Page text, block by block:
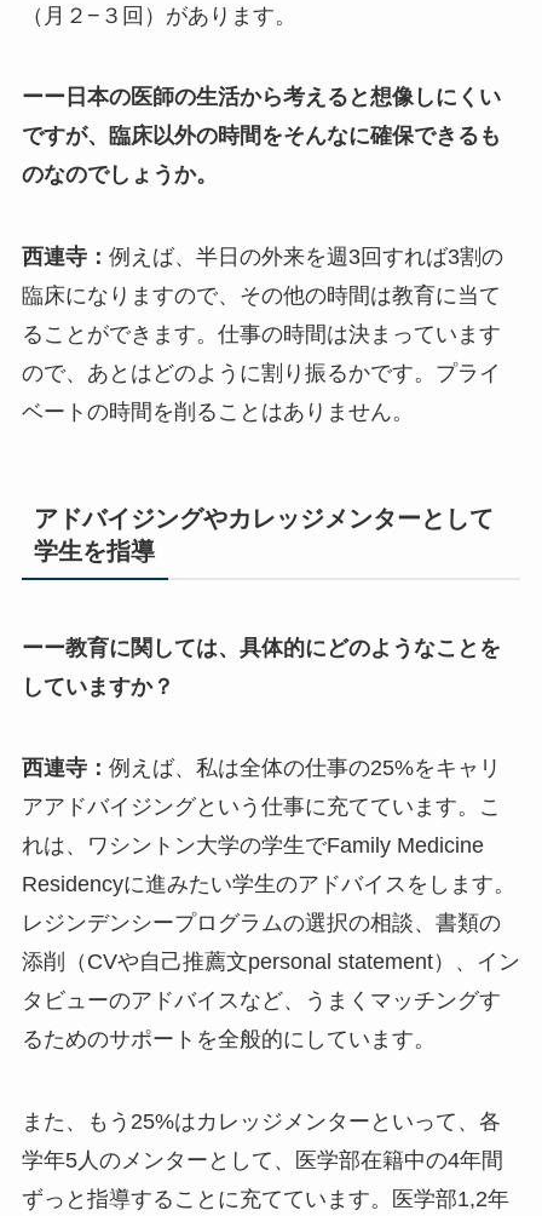
（月２−３回）があります。
ーー日本の医師の生活から考えると想像しにくい
ですが、臨床以外の時間をそんなに確保できるも
のなのでしょうか。
西連寺： 例えば、半日の外来を週3回すれば3割の
臨床になりますので、その他の時間は教育に当て
ることができます。仕事の時間は決まっています
ので、あとはどのように割り振るかです。プライ
ベートの時間を削ることはありません。
アドバイジングやカレッジメンターとして
学生を指導
ーー教育に関しては、具体的にどのようなことを
していますか？
西連寺： 例えば、私は全体の仕事の25%をキャリ
アアドバイジングという仕事に充てています。こ
れは、ワシントン大学の学生でFamily Medicine
Residencyに進みたい学生のアドバイスをします。
レジンデンシープログラムの選択の相談、書類の
添削（CVや自己推薦文personal statement）、イン
タビューのアドバイスなど、うまくマッチングす
るためのサポートを全般的にしています。
また、もう25%はカレッジメンターといって、各
学年5人のメンターとして、医学部在籍中の4年間
ずっと指導することに充てています。医学部1,2年